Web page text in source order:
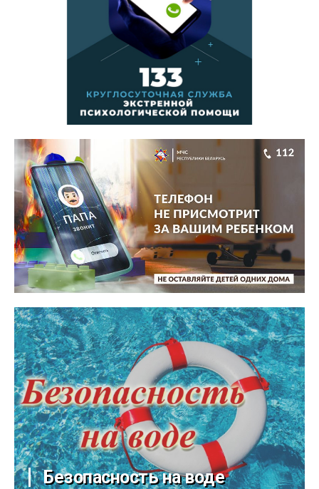
Безопасность на воде